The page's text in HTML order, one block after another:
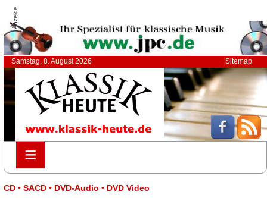
Anzeige
Samstag, 8. August 2026 Sitemap
≡
≡
CD • SACD • DVD-Audio • DVD Video